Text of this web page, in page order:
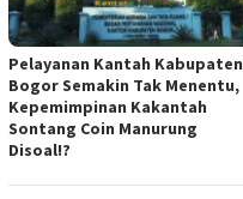
Pelayanan Kantah Kabupaten
Bogor Semakin Tak Menentu,
Kepemimpinan Kakantah
Sontang Coin Manurung
Disoal!?